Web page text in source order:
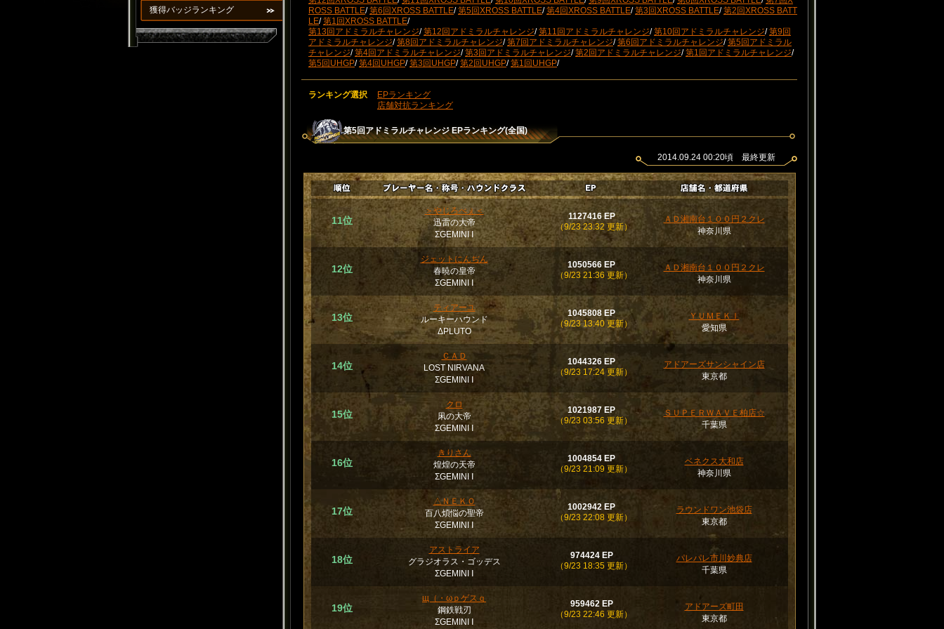
獲得バッジランキング
ROSS BATTLE/第6回XROSS BATTLE/第5回XROSS BATTLE/第4回XROSS BATTLE/第3回XROSS BATTLE/第2回XROSS BATT
LE/第1回XROSS BATTLE/
第13回アドミラルチャレンジ/第12回アドミラルチャレンジ/第11回アドミラルチャレンジ/第10回アドミラルチャレンジ/第9回
アドミラルチャレンジ/第8回アドミラルチャレンジ/第7回アドミラルチャレンジ/第6回アドミラルチャレンジ/第5回アドミラル
チャレンジ/第4回アドミラルチャレンジ/第3回アドミラルチャレンジ/第2回アドミラルチャレンジ/第1回アドミラルチャレンジ/
第5回UHGP/第4回UHGP/第3回UHGP/第2回UHGP/第1回UHGP/
ランキング選択
EPランキング
店舗対抗ランキング
第5回アドミラルチャレンジEPランキング(全国)
2014.09.24 00:20頃 最終更新
11位
＞やじろべぇ＜
迅雷の大帝
ΣGEMINI Ⅰ
1127416 EP
（9/23 23:32 更新）
ＡＤ湘南台１００円２クレ
神奈川県
12位
ジェットにんぢん
春暁の皇帝
ΣGEMINI Ⅰ
1050566 EP
（9/23 21:36 更新）
ＡＤ湘南台１００円２クレ
神奈川県
13位
ティアーユ
ルーキーハウンド
ΔPLUTO
1045808 EP
（9/23 13:40 更新）
ＹＵＭＥＫＩ
愛知県
14位
ＣＡＤ
LOST NIRVANA
ΣGEMINI Ⅰ
1044326 EP
（9/23 17:24 更新）
アドアーズサンシャイン店
東京都
15位
クロ
凩の大帝
ΣGEMINI Ⅰ
1021987 EP
（9/23 03:56 更新）
ＳＵＰＥＲＷＡＶＥ柏店☆
千葉県
16位
きりさん
煌煌の天帝
ΣGEMINI Ⅰ
1004854 EP
（9/23 21:09 更新）
ベネクス大和店
神奈川県
17位
△ＮＥＫＯ
百八煩悩の聖帝
ΣGEMINI Ⅰ
1002942 EP
（9/23 22:08 更新）
ラウンドワン池袋店
東京都
18位
アストライア
グラジオラス・ゴッデス
ΣGEMINI Ⅰ
974424 EP
（9/23 18:35 更新）
パレパレ市川妙典店
千葉県
19位
щ（・ωｐゲスｑ
鋼鉄戦刃
ΣGEMINI Ⅰ
959462 EP
（9/23 22:46 更新）
アドアーズ町田
東京都